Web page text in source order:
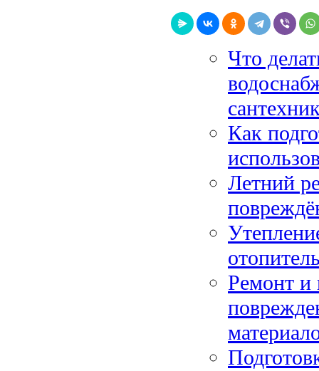
Что
Как
Летний
Ремонт и